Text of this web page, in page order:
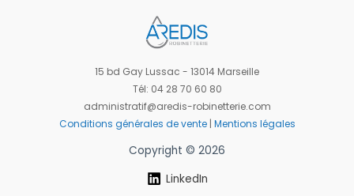
15 bd Gay Lussac - 13014 Marseille
Tél: 04 28 70 60 80
administratif@aredis-robinetterie.com
Conditions générales de vente| Mentions légales
Copyright © 2026
LinkedIn